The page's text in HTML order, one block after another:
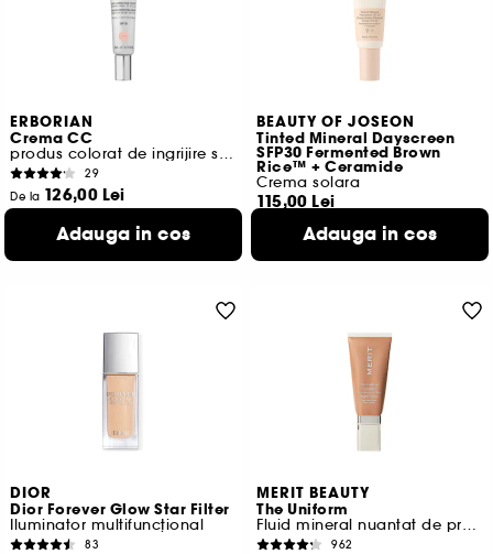
ERBORIAN
Crema CC
produs colorat de ingrijire si corectare ten sanatos si stralucitor
29
De la 126,00 Lei
840,00 Lei
12 variante disponibile
Adauga in cos
BEAUTY OF JOSEON
Tinted Mineral Dayscreen
SFP30 Fermented Brown
Rice™ + Ceramide
Crema solara
115,00 Lei
10 variante disponibile
Adauga in cos
DIOR
Dior Forever Glow Star Filter
Iluminator multifuncțional
83
MERIT BEAUTY
The Uniform
Fluid mineral nuantat de protectie solara Spf 50
962